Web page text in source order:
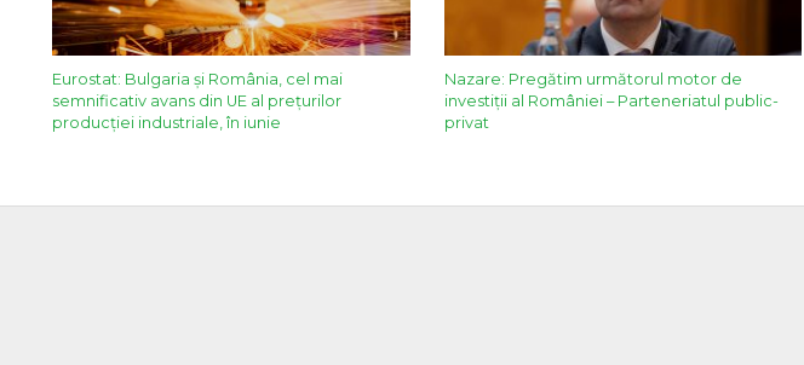
Eurostat: Bulgaria și România, cel mai
semnificativ avans din UE al prețurilor
producției industriale, în iunie
Nazare: Pregătim următorul motor de
investiții al României – Parteneriatul public-
privat